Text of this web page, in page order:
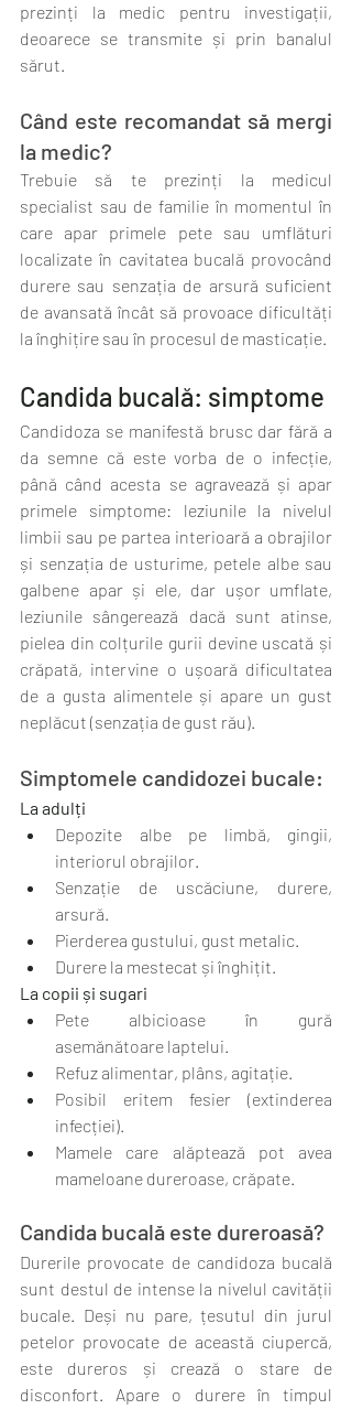
prezinți la medic pentru investigații,
deoarece se transmite și prin banalul
sărut.
Când este recomandat să mergi
la medic?
Trebuie să te prezinți la medicul
specialist sau de familie în momentul în
care apar primele pete sau umflături
localizate în cavitatea bucală provocând
durere sau senzația de arsură suficient
de avansată încât să provoace dificultăți
la înghițire sau în procesul de masticație.
Candida bucală: simptome
Candidoza se manifestă brusc dar fără a
da semne că este vorba de o infecție,
până când acesta se agravează și apar
primele simptome: leziunile la nivelul
limbii sau pe partea interioară a obrajilor
și senzația de usturime, petele albe sau
galbene apar și ele, dar ușor umflate,
leziunile sângerează dacă sunt atinse,
pielea din colțurile gurii devine uscată și
crăpată, intervine o ușoară dificultatea
de a gusta alimentele și apare un gust
neplăcut (senzația de gust rău).
Simptomele candidozei bucale:
La adulți
Depozite albe pe limbă, gingii,
interiorul obrajilor.
Senzație de uscăciune, durere,
arsură.
Pierderea gustului, gust metalic.
Durere la mestecat și înghițit.
La copii și sugari
Pete albicioase în gură
asemănătoare laptelui.
Refuz alimentar, plâns, agitație.
Posibil eritem fesier (extinderea
infecției).
Mamele care alăptează pot avea
mameloane dureroase, crăpate.
Candida bucală este dureroasă?
Durerile provocate de candidoza bucală
sunt destul de intense la nivelul cavității
bucale. Deși nu pare, țesutul din jurul
petelor provocate de această ciupercă,
este dureros și crează o stare de
disconfort. Apare o durere în timpul